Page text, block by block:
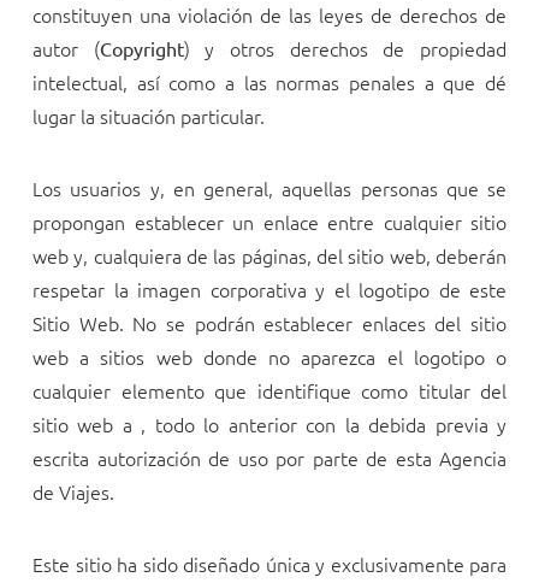
constituyen una violación de las leyes de derechos de
autor (Copyright) y otros derechos de propiedad
intelectual, así como a las normas penales a que dé
lugar la situación particular.
Los usuarios y, en general, aquellas personas que se
propongan establecer un enlace entre cualquier sitio
web y, cualquiera de las páginas, del sitio web, deberán
respetar la imagen corporativa y el logotipo de este
Sitio Web. No se podrán establecer enlaces del sitio
web a sitios web donde no aparezca el logotipo o
cualquier elemento que identifique como titular del
sitio web a , todo lo anterior con la debida previa y
escrita autorización de uso por parte de esta Agencia
de Viajes.
Este sitio ha sido diseñado única y exclusivamente para